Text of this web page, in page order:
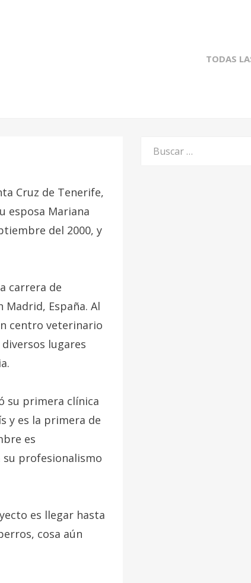
TODAS
Cruz de Tenerife,
esposa Mariana
del 2000, y
carrera de
España. Al
centro veterinario
lugares
su primera clínica
y es la primera de
es
profesionalismo
es llegar hasta
cosa aún
Buscar